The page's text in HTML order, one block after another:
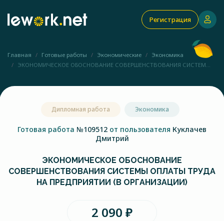
Регистрация
Главная Готовые работы Экономические
Экономика
ЭКОНОМИЧЕСКОЕ ОБОСНОВАНИЕ СОВЕРШЕНСТВОВАНИЯ СИСТЕМ...
Дипломная работа Экономика
Готовая работа №109512 от пользователя Куклачев
Дмитрий
ЭКОНОМИЧЕСКОЕ ОБОСНОВАНИЕ
СОВЕРШЕНСТВОВАНИЯ СИСТЕМЫ ОПЛАТЫ ТРУДА
НА ПРЕДПРИЯТИИ (В ОРГАНИЗАЦИИ)
2 090 ₽